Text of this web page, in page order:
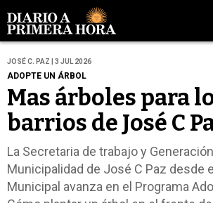
JOSÉ C. PAZ | 3 JUL 2026
ADOPTE UN ÁRBOL
Mas árboles para
barrios de José C
La Secretaria de trabajo y
Municipalidad de José C Paz desde
Municipal avanza en el Programa